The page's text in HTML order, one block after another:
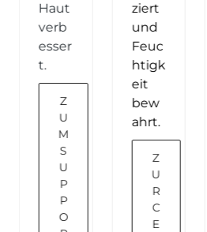
Haut
verb
esser
t.
Z
U
M
S
U
P
P
O
ziert
und
Feuc
htigk
eit
bew
ahrt.
Z
U
R
C
E